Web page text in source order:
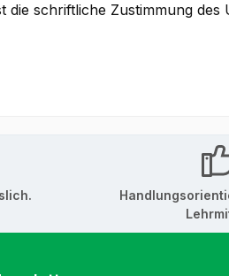
schriftliche Zustimmung